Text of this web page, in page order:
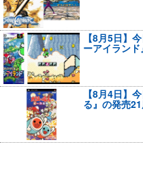
【8月5日】
ーアイランド
【8月4日】
る』の発売21